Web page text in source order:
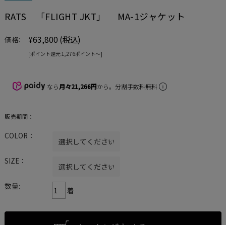
RATS 「FLIGHT JKT」 MA-1ジャケット
価格: ¥63,800 (税込)
[ポイント還元 1,276ポイント〜]
なら月々21,266円から。分割手数料無料
販売期間：
COLOR：
SIZE：
数量: 着